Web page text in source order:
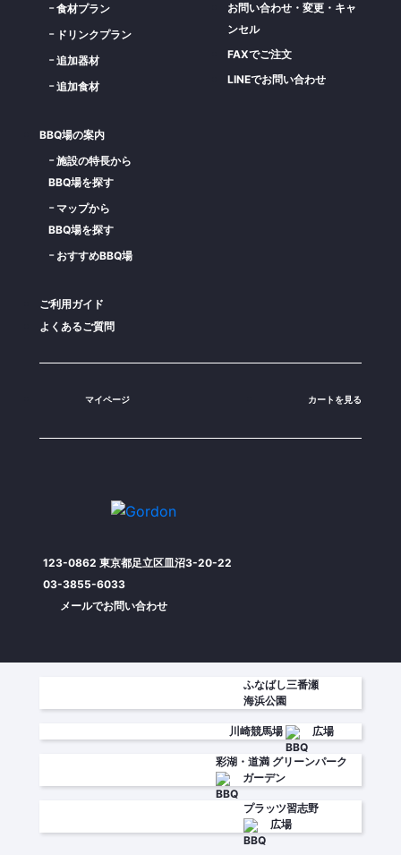
123-0862 東京都足立区皿沼3-20-22
03-3855-6033
メールでお問い合わせ
食材プラン
ドリンクプラン
追加器材
追加食材
BBQ場の案内
施設の特長から
BBQ場を探す
マップから
BBQ場を探す
おすすめBBQ場
ご利用ガイド
よくあるご質問
お問い合わせ・変更・キャ
ンセル
FAXでご注文
LINEでお問い合わせ
マイページ カートを見る
ふなばし三番瀬
海浜公園
川崎競馬場 広場
彩湖・道満グリーンパーク
ガーデン
プラッツ習志野
広場